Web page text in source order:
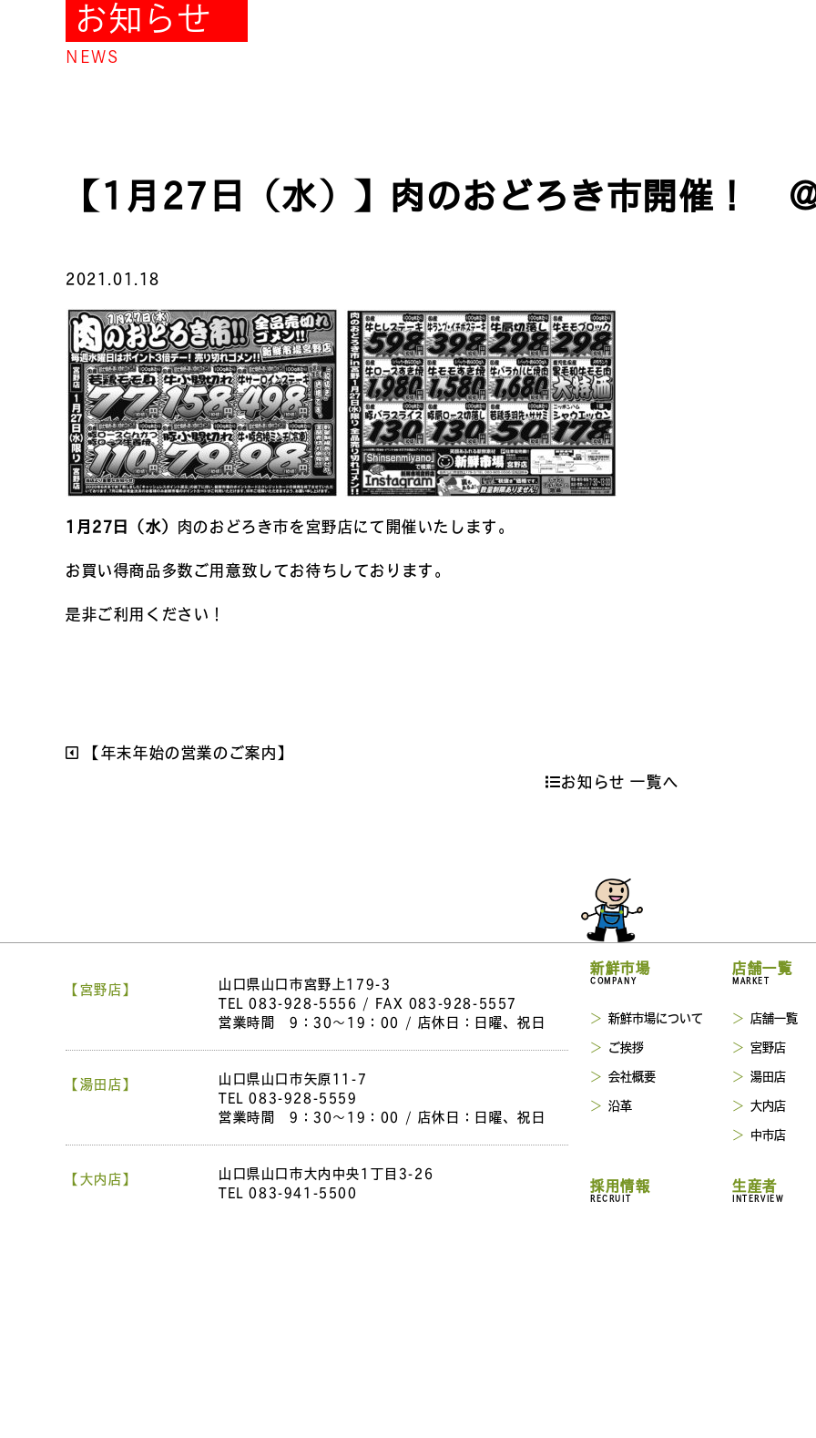
お知らせ
NEWS
【1月27日（水）】肉のおどろき市開催！
2021.01.18
1月27日（水） 肉のおどろき市を宮野店にて開催いたします。
お買い得商品多数ご用意致してお待ちしております。
是非ご利用ください！
【年末年始の営業のご案内】
お知らせ 一覧へ
【宮野店】
山口県山口市宮野上179-3
TEL083-928-5556 / FAX 083-928-5557
営業時間 9：30～19：00 / 店休日：日曜、祝日
【湯田店】
山口県山口市矢原11-7
TEL083-928-5559
営業時間 9：30～19：00 / 店休日：日曜、祝日
【大内店】
山口県山口市大内中央1丁目3-26
TEL083-941-5500
新鮮市場
COMPANY
新鮮市場について
ご挨拶
会社概要
沿革
店舗一覧
MARKET
店舗一覧
宮野店
湯田店
大内店
中市店
採用情報
RECRUIT
生産者
INTERVIEW